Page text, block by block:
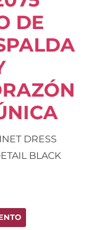
DE
DRESS
BLACK